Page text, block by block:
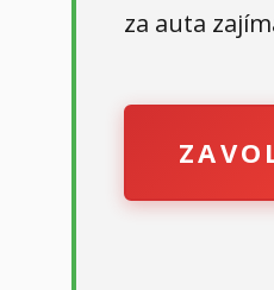
za auta